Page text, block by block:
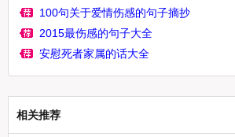
100句关于爱情伤感的句子摘抄
2015最伤感的句子大全
安慰死者家属的话大全
相关推荐